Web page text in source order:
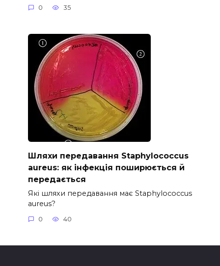
0 35
Шляхи передавання Staphylococcus
aureus: як інфекція поширюється й
передається
Які шляхи передавання має Staphylococcus
aureus?
0 40